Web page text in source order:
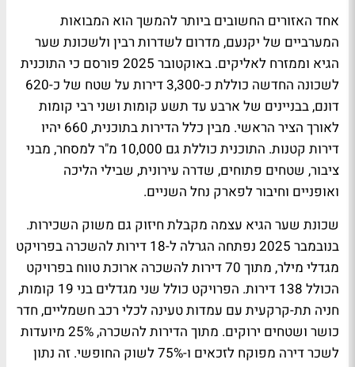
אחד האזורים החשובים ביותר להמשך הוא המבואות
המערביים של יקנעם, מדרום לשדרות רבין ולשכונת שער
הגיא וממזרח לאליקים. באוקטובר 2025 פורסם כי התוכנית
לשכונה החדשה כוללת כ-3,300 דירות על שטח של כ-620
דונם, בבניינים של ארבע עד תשע קומות ושני רבי קומות
לאורך הציר הראשי. מבין כלל הדירות בתוכנית, 660 יהיו
דירות קטנות. התוכנית כוללת גם 10,000 מ"ר למסחר, מבני
ציבור, שטחים פתוחים, שדרה עירונית, שבילי הליכה
ואופניים וחיבור לפארק נחל השניים.
שכונת שער הגיא עצמה מקבלת חיזוק גם משוק השכירות.
בנובמבר 2025 נפתחה הגרלה ל-18 דירות להשכרה בפרויקט
מגדלי מילר, מתוך 70 דירות להשכרה ארוכת טווח בפרויקט
הכולל 138 דירות. הפרויקט כולל שני מגדלים בני 19 קומות,
חניה תת-קרקעית עם עמדות טעינה לכלי רכב חשמליים, חדר
כושר ושטחים ירוקים. מתוך הדירות להשכרה, 25% מיועדות
לשכר דירה מפוקח לזכאים ו-75% לשוק החופשי. זה נתון